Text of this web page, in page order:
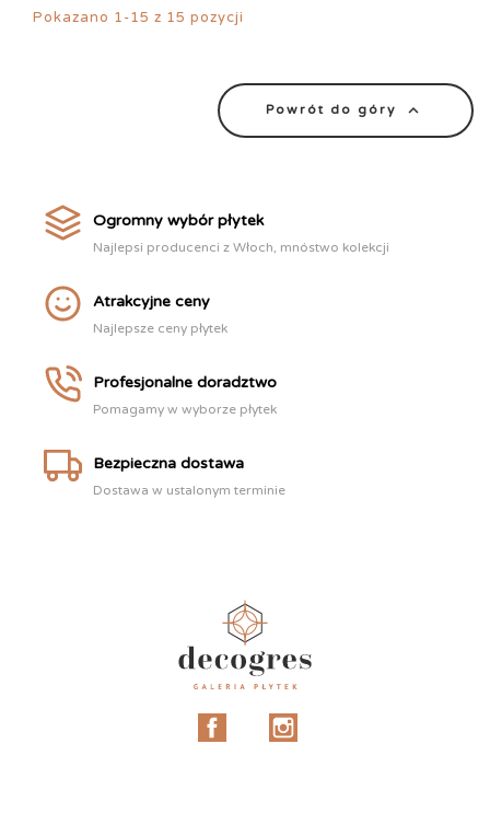
Pokazano 1-15 z 15 pozycji
Powrót do góry 
Ogromny wybór płytek
Najlepsi producenci z Włoch, mnóstwo kolekcji
Atrakcyjne ceny
Najlepsze ceny płytek
Profesjonalne doradztwo
Pomagamy w wyborze płytek
Bezpieczna dostawa
Dostawa w ustalonym terminie
Facebook